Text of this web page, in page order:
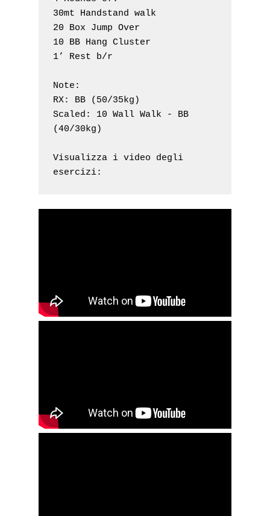
30mt Handstand walk
20 Box Jump Over
10 BB Hang Cluster
1’ Rest b/r
Note:
RX: BB (50/35kg)
Scaled: 10 Wall Walk - BB
(40/30kg)
Visualizza i video degli
esercizi: